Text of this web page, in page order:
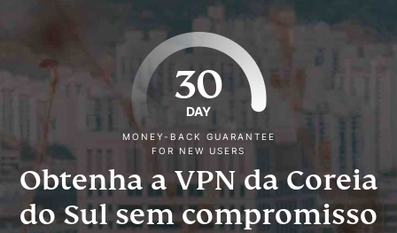
30
DAY
MONEY-BACK GUARANTEE
FOR NEW USERS
Obtenha a VPN da Coreia
do Sul sem compromisso